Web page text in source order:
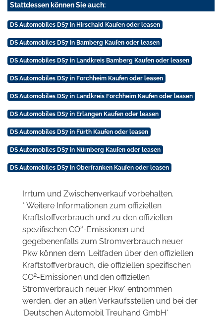
Stattdessen können Sie auch:
DS Automobiles DS7 in Hirschaid Kaufen oder leasen
DS Automobiles DS7 in Bamberg Kaufen oder leasen
DS Automobiles DS7 in Landkreis Bamberg Kaufen oder leasen
DS Automobiles DS7 in Forchheim Kaufen oder leasen
DS Automobiles DS7 in Landkreis Forchheim Kaufen oder leasen
DS Automobiles DS7 in Erlangen Kaufen oder leasen
DS Automobiles DS7 in Fürth Kaufen oder leasen
DS Automobiles DS7 in Nürnberg Kaufen oder leasen
DS Automobiles DS7 in Oberfranken Kaufen oder leasen
Irrtum und Zwischenverkauf vorbehalten.
* Weitere Informationen zum offiziellen
Kraftstoffverbrauch und zu den offiziellen
spezifischen CO2-Emissionen und
gegebenenfalls zum Stromverbrauch neuer
Pkw können dem 'Leitfaden über den offiziellen
Kraftstoffverbrauch, die offiziellen spezifischen
CO2-Emissionen und den offiziellen
Stromverbrauch neuer Pkw' entnommen
werden, der an allen Verkaufsstellen und bei der
'Deutschen Automobil Treuhand GmbH'